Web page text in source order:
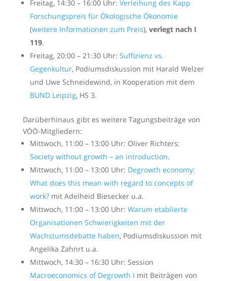
Freitag, 14:30 – 16:00 Uhr: Verleihung des Kapp
Forschungspreis für Ökologische Ökonomie
(weitere Informationen zum Preis), verlegt nach I
119.
Freitag, 20:00 – 21:30 Uhr: Suffizienz vs.
Gegenkultur, Podiumsdiskussion mit Harald Welzer
und Uwe Schneidewind, in Kooperation mit dem
BUND Leipzig, HS 3.
Darüberhinaus gibt es weitere Tagungsbeiträge von
VÖÖ-Mitgliedern:
Mittwoch, 11:00 – 13:00 Uhr: Oliver Richters:
Society without growth – an introduction.
Mittwoch, 11:00 – 13:00 Uhr: Degrowth economy:
What does this mean with regard to concepts of
work?mit Adelheid Biesecker u.a.
Mittwoch, 11:00 – 13:00 Uhr: Warum etablierte
Organisationen Schwierigkeiten mit der
Wachstumsdebatte haben, Podiumsdiskussion mit
Angelika Zahnrt u.a.
Mittwoch, 14:30 – 16:30 Uhr: Session
Macroeconomics of Degrowth I mit Beiträgen von